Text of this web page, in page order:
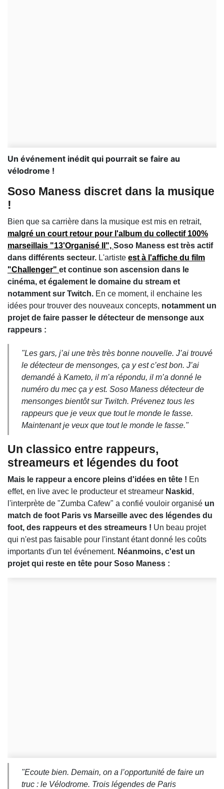
Un événement inédit qui pourrait se faire au
vélodrome !
Soso Maness discret dans la musique
!
Bien que sa carrière dans la musique est mis en retrait,
malgré un court retour pour l'album du collectif 100%
marseillais "13'Organisé II", Soso Maness est très actif
dans différents secteur. L'artiste est à l'affiche du film
"Challenger" et continue son ascension dans le
cinéma, et également le domaine du stream et
notamment sur Twitch. En ce moment, il enchaine les
idées pour trouver des nouveaux concepts, notamment un
projet de faire passer le détecteur de mensonge aux
rappeurs :
"Les gars, j’ai une très très bonne nouvelle. J’ai trouvé
le détecteur de mensonges, ça y est c’est bon. J’ai
demandé à Kameto, il m’a répondu, il m’a donné le
numéro du mec ça y est. Soso Maness détecteur de
mensonges bientôt sur Twitch. Prévenez tous les
rappeurs que je veux que tout le monde le fasse.
Maintenant je veux que tout le monde le fasse."
Un classico entre rappeurs,
streameurs et légendes du foot
Mais le rappeur a encore pleins d'idées en tête ! En
effet, en live avec le producteur et streameur Naskid ,
l'interprète de "Zumba Cafew" a confié vouloir organisé un
match de foot Paris vs Marseille avec des légendes du
foot, des rappeurs et des streameurs ! Un beau projet
qui n'est pas faisable pour l'instant étant donné les coûts
importants d'un tel événement. Néanmoins, c'est un
projet qui reste en tête pour Soso Maness :
"Ecoute bien. Demain, on a l’opportunité de faire un
truc : le Vélodrome. Trois légendes de Paris